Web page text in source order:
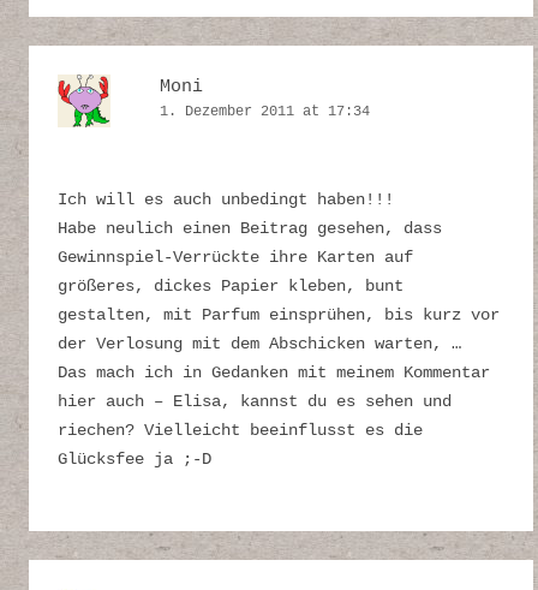
Moni
1. Dezember 2011 at 17:34
Ich will es auch unbedingt haben!!!
Habe neulich einen Beitrag gesehen, dass
Gewinnspiel-Verrückte ihre Karten auf
größeres, dickes Papier kleben, bunt
gestalten, mit Parfum einsprühen, bis kurz vor
der Verlosung mit dem Abschicken warten, …
Das mach ich in Gedanken mit meinem Kommentar
hier auch – Elisa, kannst du es sehen und
riechen? Vielleicht beeinflusst es die
Glücksfee ja ;-D